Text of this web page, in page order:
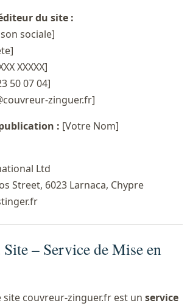
du site :
sociale]
XXXXX]
50 07 04]
zinguer.fr]
: [Votre Nom]
Ltd
Street, 6023 Larnaca, Chypre
– Service de Mise en
site couvreur-zinguer.fr est un service